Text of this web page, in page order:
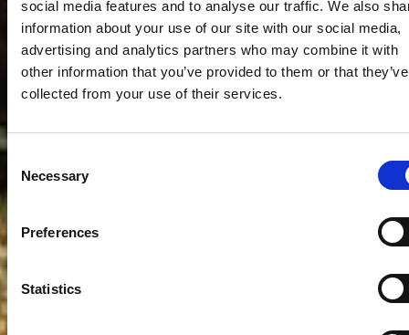
social media features and to analyse our traffic. We also
information about your use of our site with our social media,
advertising and analytics partners who may combine it with
other information that you’ve provided to them or that they’ve
collected from your use of their services.
Selection
Necessary
Preferences
Statistics